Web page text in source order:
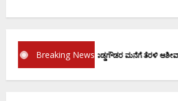
Breaking News
ಪ್ರಮಾಣ ವಚನಕ್ಕೂ ಮುನ್ನ ದೊಡ್ಡಗೌಡರ ಮನೆಗೆ ತೆರಳಿ ಆಶೀರ್ವಾದ